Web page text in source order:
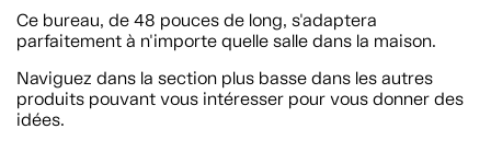
Ce bureau, de 48 pouces de long, s'adaptera
parfaitement à n'importe quelle salle dans la maison.
Naviguez dans la section plus basse dans les autres
produits pouvant vous intéresser pour vous donner des
idées.